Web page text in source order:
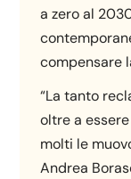
a zero al
compensare
“La tanto
oltre a
molti le
Andrea